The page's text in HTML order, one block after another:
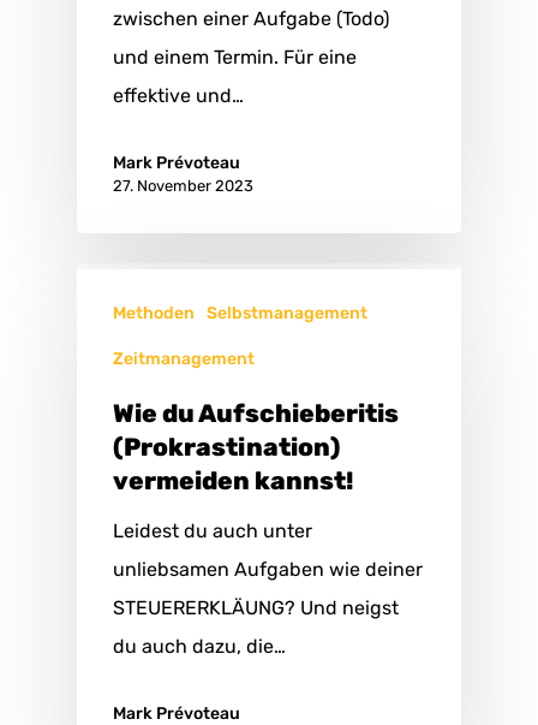
zwischen einer Aufgabe (Todo)
und einem Termin. Für eine
effektive und…
Mark Prévoteau
27. November 2023
Methoden Selbstmanagement
Zeitmanagement
Wie du Aufschieberitis
(Prokrastination)
vermeiden kannst!
Leidest du auch unter
unliebsamen Aufgaben wie deiner
STEUERERKLÄUNG? Und neigst
du auch dazu, die…
Mark Prévoteau